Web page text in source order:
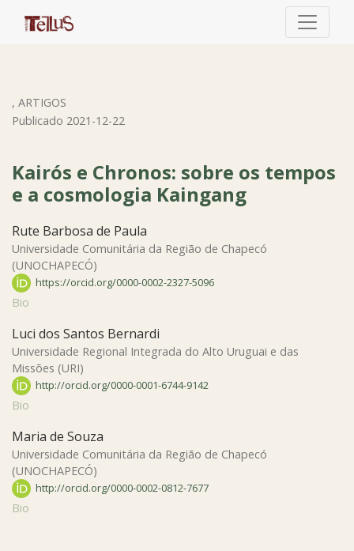
Kairós e Chronos: sobre os tempos e a cosmologia
, ARTIGOS
Kairós e Chronos: sobre os tempos
e a cosmologia Kaingang
Publicado 2021-12-22
Rute Barbosa de Paula
Universidade Comunitária da Região de Chapecó
(UNOCHAPECÓ)
https://orcid.org/0000-0002-2327-5096
Bio
Luci dos Santos Bernardi
Universidade Regional Integrada do Alto Uruguai e das
Missões (URI)
http://orcid.org/0000-0001-6744-9142
Bio
Maria de Souza
Universidade Comunitária da Região de Chapecó
(UNOCHAPECÓ)
http://orcid.org/0000-0002-0812-7677
Bio